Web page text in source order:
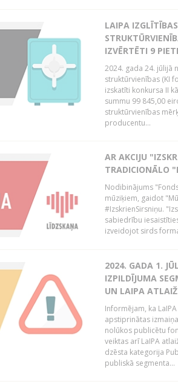
LAIPA
IZVĒRTĒTI 9
2024. gada 24. jūlijā
struktūrvienības (KI
izskatīti konkursa II
summu 99 845,00
struktūrvienības
producentu...
AR AKCIJU
TRADICIONĀLO
Nodibinājums
mūziķiem, gaidot
#IzskrienSirsniņu.
sabiedrību
izveidojot sirds
2024. GADA 1.
IZPILDĪJUMA
UN LAIPA
Informējam, ka
apstiprinātas
nolūkos publicētu
veiktas arī LaIPA
dzēsta kategorija
publiskā segmenta...